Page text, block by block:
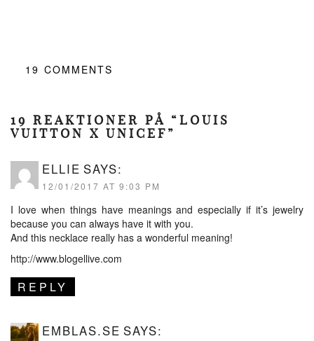
19 COMMENTS
19 REAKTIONER PÅ “LOUIS
VUITTON X UNICEF”
ELLIE SAYS:
12/01/2017 AT 9:03 PM
I love when things have meanings and especially if it’s jewelry
because you can always have it with you.
And this necklace really has a wonderful meaning!
http://www.blogellive.com
REPLY
EMBLAS.SE SAYS: